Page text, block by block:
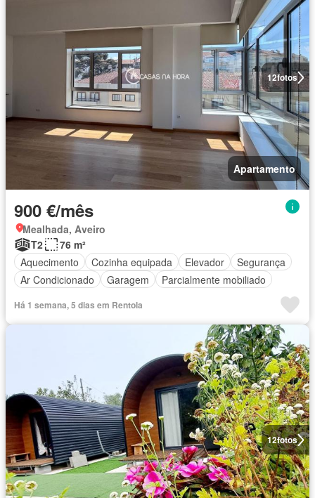
12fotos
Apartamento
900 €/mês
Mealhada, Aveiro
T2
76 m²
Aquecimento
Cozinha equipada Elevador
Segurança
Ar Condicionado
Garagem Parcialmente mobiliado
Há 1 semana, 5 dias em Rentola
12fotos